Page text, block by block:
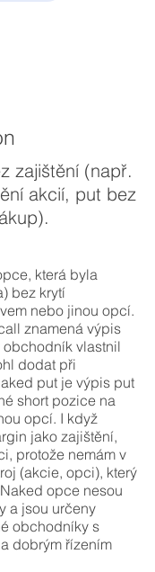
zajištění (např.
akcií, put bez
která byla
bez krytí
nebo jinou opcí.
znamená výpis
vlastnil
dodat při
put je výpis put
short pozice na
opcí. I když
jako zajištění,
protože nemám v
(akcie, opci), který
opce nesou
a jsou určeny
obchodníky s
dobrým řízením